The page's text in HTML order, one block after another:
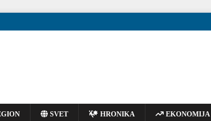
SVET HRONIKA EKONOMIJA